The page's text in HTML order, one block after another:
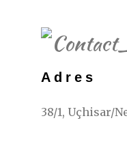
Adres
38/1, Uçhisar/